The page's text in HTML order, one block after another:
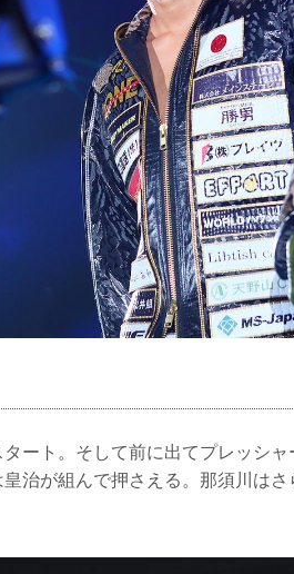
ート。そして前に出てプレッシ
治が組んで押さえる。那須川は